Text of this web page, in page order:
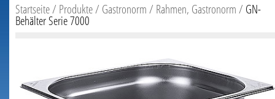
Startseite/ Produkte/ Gastronorm/ Rahmen, Gastronorm/ GN-
Behälter Serie 7000